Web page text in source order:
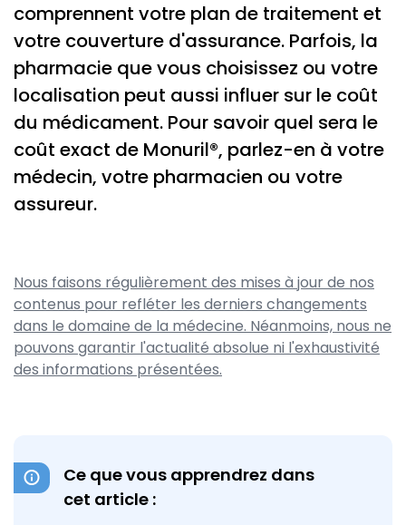
comprennent votre plan de traitement et
votre couverture d'assurance. Parfois, la
pharmacie que vous choisissez ou votre
localisation peut aussi influer sur le coût
du médicament. Pour savoir quel sera le
coût exact de Monuril®, parlez-en à votre
médecin, votre pharmacien ou votre
assureur.
Nous faisons régulièrement des mises à jour de nos
contenus pour refléter les derniers changements
dans le domaine de la médecine. Néanmoins, nous ne
pouvons garantir l'actualité absolue ni l'exhaustivité
des informations présentées.
Ce que vous apprendrez dans
cet article :